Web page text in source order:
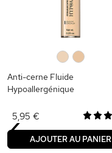
Anti-cerne Fluide
Hypoallergénique
5,95 €
AJOUTER AU PANIER
‹